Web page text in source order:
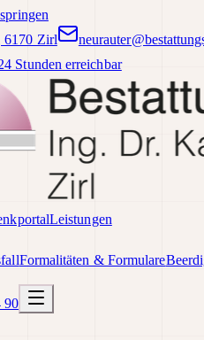
6170 Zirl
Stunden erreichbar
Leistungen
Formalitäten & Formulare
90